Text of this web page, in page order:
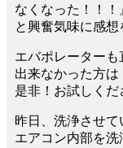
なくなった！！！
と興奮気味に感
エバポレーター
出来なかった方は
是非！お試しくだ
昨日、洗浄させ
エアコン内部を